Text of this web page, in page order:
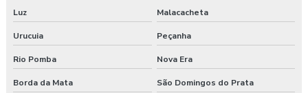
Luz Malacacheta
Urucuia Peçanha
Rio Pomba Nova Era
Borda da Mata São Domingos do Prata